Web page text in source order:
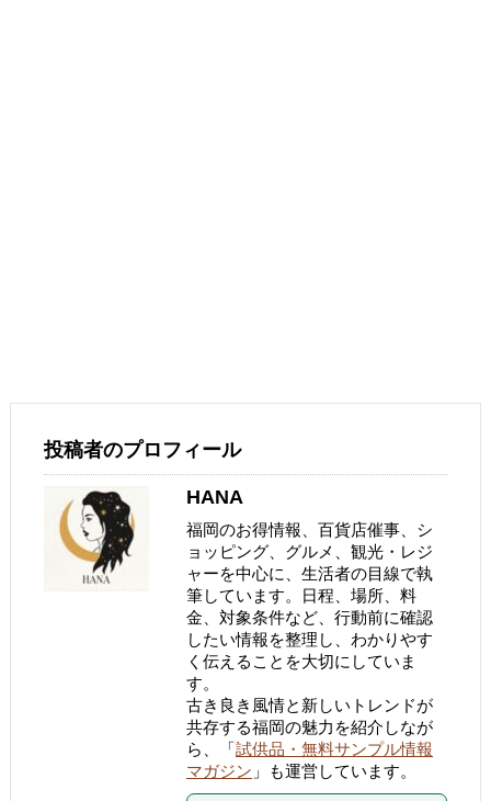
投稿者のプロフィール
HANA
福岡のお得情報、百貨店催事、シ
ョッピング、グルメ、観光・レジ
ャーを中心に、生活者の目線で執
筆しています。日程、場所、料
金、対象条件など、行動前に確認
したい情報を整理し、わかりやす
く伝えることを大切にしていま
す。
古き良き風情と新しいトレンドが
共存する福岡の魅力を紹介しなが
ら、「試供品・無料サンプル情報
マガジン 」も運営しています。